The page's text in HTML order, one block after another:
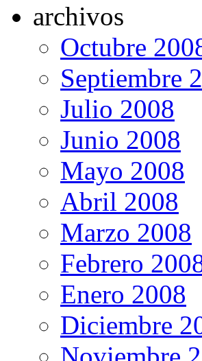
archivos
Octubre
Septiembre
Julio 2008
Junio 2008
Mayo 2008
Abril 2008
Marzo 2008
Febrero
Enero 2008
Diciembre